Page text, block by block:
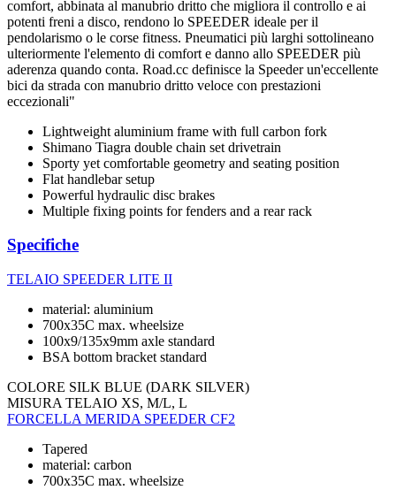
comfort, abbinata al manubrio dritto che migliora il controllo e ai
potenti freni a disco, rendono lo SPEEDER ideale per il
pendolarismo o le corse fitness. Pneumatici più larghi sottolineano
ulteriormente l'elemento di comfort e danno allo SPEEDER più
aderenza quando conta. Road.cc definisce la Speeder un'eccellente
bici da strada con manubrio dritto veloce con prestazioni
eccezionali"
Lightweight aluminium frame with full carbon fork
Shimano Tiagra double chain set drivetrain
Sporty yet comfortable geometry and seating position
Flat handlebar setup
Powerful hydraulic disc brakes
Multiple fixing points for fenders and a rear rack
Specifiche
TELAIO SPEEDER LITE II
material: aluminium
700x35C max. wheelsize
100x9/135x9mm axle standard
BSA bottom bracket standard
COLORE SILK BLUE (DARK SILVER)
MISURA TELAIO XS, M/L, L
FORCELLA MERIDA SPEEDER CF2
Tapered
material: carbon
700x35C max. wheelsize